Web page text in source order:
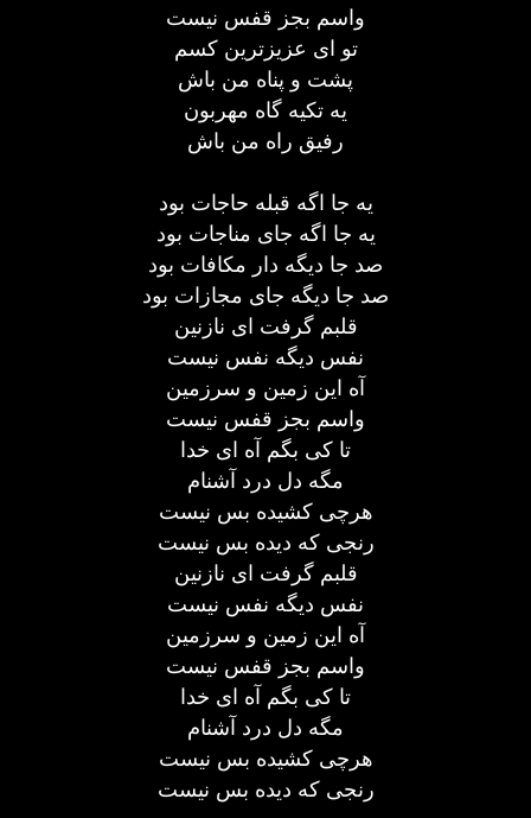
واسم بجز قفس نیست
تو ای عزیزترین کسم
پشت و پناه من باش
یه تکیه گاه مهربون
رفیق راه من باش
یه جا اگه قبله حاجات بود
یه جا اگه جای مناجات بود
صد جا دیگه دار مکافات بود
صد جا دیگه جای مجازات بود
قلبم گرفت ای نازنین
نفس دیگه نفس نیست
آه این زمین و سرزمین
واسم بجز قفس نیست
تا کی بگم آه ای خدا
مگه دل درد آشنام
هرچی کشیده بس نیست
رنجی که دیده بس نیست
قلبم گرفت ای نازنین
نفس دیگه نفس نیست
آه این زمین و سرزمین
واسم بجز قفس نیست
تا کی بگم آه ای خدا
مگه دل درد آشنام
هرچی کشیده بس نیست
رنجی که دیده بس نیست